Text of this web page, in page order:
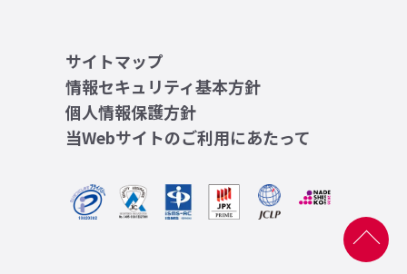
サイトマップ
情報セキュリティ基本方針
個人情報保護方針
当Webサイトのご利用にあたって